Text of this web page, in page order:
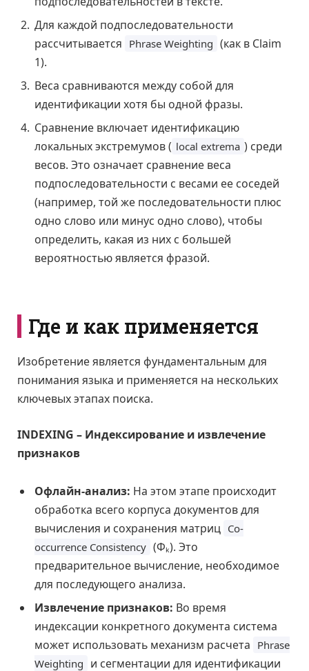
Для каждой подпоследовательности
рассчитывается Phrase Weighting (как в Claim
1).
Веса сравниваются между собой для
идентификации хотя бы одной фразы.
Сравнение включает идентификацию
локальных экстремумов ( local extrema ) среди
весов. Это означает сравнение веса
подпоследовательности с весами ее соседей
(например, той же последовательности плюс
одно слово или минус одно слово), чтобы
определить, какая из них с большей
вероятностью является фразой.
Где и как применяется
Изобретение является фундаментальным для
понимания языка и применяется на нескольких
ключевых этапах поиска.
INDEXING – Индексирование и извлечение
признаков
Офлайн-анализ: На этом этапе происходит
обработка всего корпуса документов для
вычисления и сохранения матриц Co-
occurrence Consistency (Φₖ). Это
предварительное вычисление, необходимое
для последующего анализа.
Извлечение признаков: Во время
индексации конкретного документа система
может использовать механизм расчета Phrase
Weighting и сегментации для идентификации